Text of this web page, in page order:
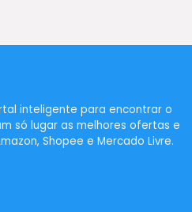
inteligente para encontrar o
só lugar as melhores ofertas e
Shopee e Mercado Livre.